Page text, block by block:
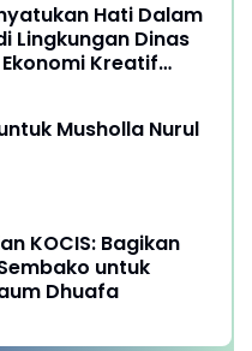
Hati Dalam
Lingkungan Dinas
Kreatif
Musholla Nurul
KOCIS: Bagikan
untuk
Dhuafa